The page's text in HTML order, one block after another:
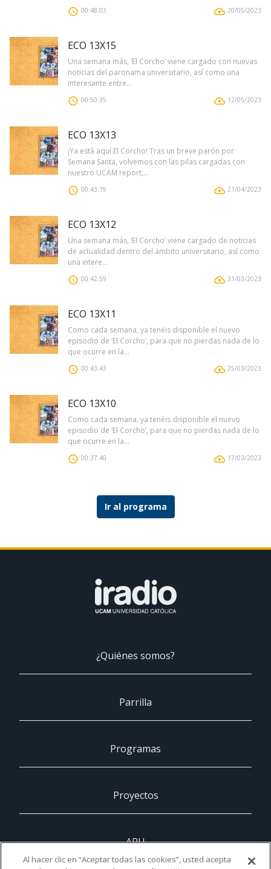
00:48:03 20/05/2023
ECO 13X15
Una semana más, ‘El Corcho’ viene cargado con nuevas
noticias del paronama universitario, así como una
interesante entre...
00:50:35 12/05/2023
ECO 13X13
¡Ya está aquí El Corcho! Tras un breve parón por
Semana Santa, volvemos con las pilas cargadas con
nuestro UCAM report,...
00:43:19 21/04/2023
ECO 13X12
Una semana más, ‘El Corcho’ viene cargado de noticias
de actualidad dentro del ámbito universitario, así como
una intere...
00:42:59 31/03/2023
ECO 13X11
Como cada semana, ya tenéis disponible el nuevo
episodio de ‘El Corcho’, para que no pierdas nada de lo
que ocurre en la...
00:43:43 25/03/2023
ECO 13X10
Como cada semana, ya tenéis disponible el nuevo
episodio de ‘El Corcho’, para que no pierdas nada de lo
que ocurre en la...
00:37:40 17/03/2023
Ir al programa
¿Quiénes somos?
Parrilla
Programas
Proyectos
ARU
Al hacer clic en “Aceptar todas las cookies”, usted acepta